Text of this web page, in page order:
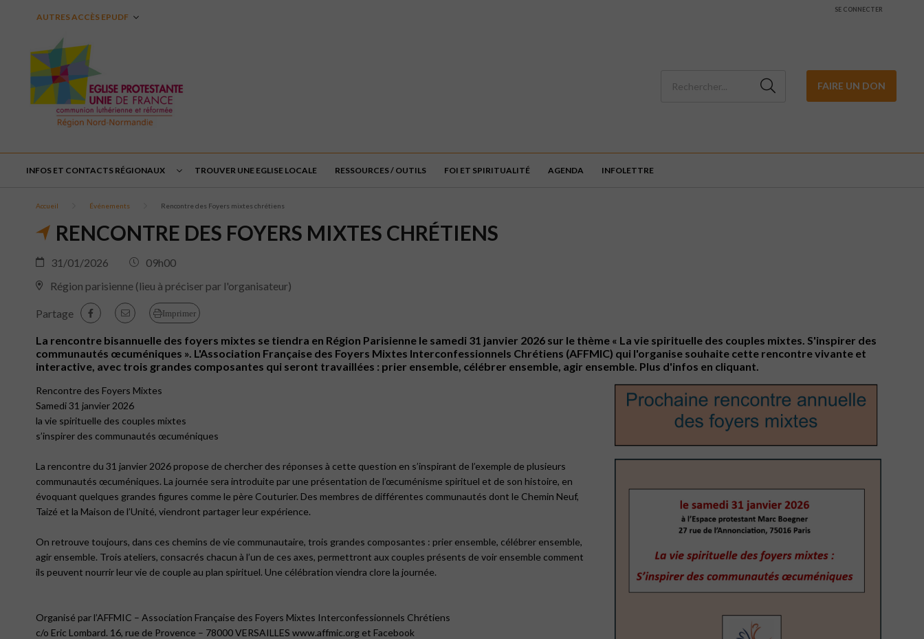
AUTRES ACCÈS EPUDF
SE CONNECTER
FAIRE UN DON
INFOS ET CONTACTS RÉGIONAUX TROUVER UNE EGLISE LOCALE RESSOURCES / OUTILS FOI ET SPIRITUALITÉ AGENDA INFOLETTRE
Accueil Événements Rencontre des Foyers mixtes chrétiens
RENCONTRE DES FOYERS MIXTES CHRÉTIENS
31/01/2026
09h00
Région parisienne (lieu à préciser par l'organisateur)
Partage Imprimer
La rencontre bisannuelle des foyers mixtes se tiendra en Région Parisienne le samedi 31 janvier 2026 sur le thème « La vie spirituelle des couples mixtes. S'inspirer des
communautés œcuméniques ». L'Association Française des Foyers Mixtes Interconfessionnels Chrétiens (AFFMIC) qui l'organise souhaite cette rencontre vivante et
interactive, avec trois grandes composantes qui seront travaillées : prier ensemble, célébrer ensemble, agir ensemble. Plus d'infos en cliquant.
Rencontre des Foyers Mixtes
Samedi 31 janvier 2026
la vie spirituelle des couples mixtes
s’inspirer des communautés œcuméniques
La rencontre du 31 janvier 2026 propose de chercher des réponses à cette question en s’inspirant de l’exemple de plusieurs
communautés œcuméniques. La journée sera introduite par une présentation de l’œcuménisme spirituel et de son histoire, en
évoquant quelques grandes figures comme le père Couturier. Des membres de différentes communautés dont le Chemin Neuf,
Taizé et la Maison de l’Unité, viendront partager leur expérience.
On retrouve toujours, dans ces chemins de vie communautaire, trois grandes composantes : prier ensemble, célébrer ensemble,
agir ensemble. Trois ateliers, consacrés chacun à l’un de ces axes, permettront aux couples présents de voir ensemble comment
ils peuvent nourrir leur vie de couple au plan spirituel. Une célébration viendra clore la journée.
Organisé par l’AFFMIC – Association Française des Foyers Mixtes Interconfessionnels Chrétiens
c/o Eric Lombard. 16, rue de Provence – 78000 VERSAILLES www.affmic.org et Facebook